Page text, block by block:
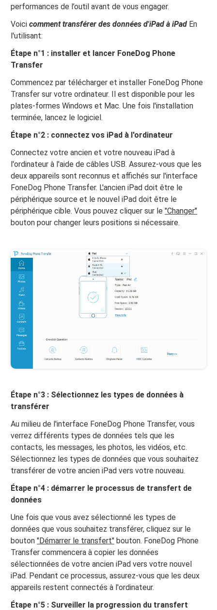
performances de l’outil avant de vous engager.
Voicicomment transférer des données d'iPad à iPad En
l'utilisant:
Étape n°1 : installer et lancer FoneDog Phone
Transfer
Commencez par télécharger et installer FoneDog Phone
Transfer sur votre ordinateur. Il est disponible pour les
plates-formes Windows et Mac. Une fois l'installation
terminée, lancez le logiciel.
Étape n°2 : connectez vos iPad à l'ordinateur
Connectez votre ancien et votre nouveau iPad à
l'ordinateur à l'aide de câbles USB. Assurez-vous que les
deux appareils sont reconnus et affichés sur l'interface
FoneDog Phone Transfer. L'ancien iPad doit être le
périphérique source et le nouvel iPad doit être le
périphérique cible. Vous pouvez cliquer sur le"Changer"
bouton pour changer leurs positions si nécessaire.
Étape n°3 : Sélectionnez les types de données à
transférer
Au milieu de l'interface FoneDog Phone Transfer, vous
verrez différents types de données tels que les
contacts, les messages, les photos, les vidéos, etc.
Sélectionnez les types de données que vous souhaitez
transférer de votre ancien iPad vers votre nouveau.
Étape n°4 : démarrer le processus de transfert de
données
Une fois que vous avez sélectionné les types de
données que vous souhaitez transférer, cliquez sur le
bouton"Démarrer le transfert" bouton. FoneDog Phone
Transfer commencera à copier les données
sélectionnées de votre ancien iPad vers votre nouvel
iPad. Pendant ce processus, assurez-vous que les deux
appareils restent connectés à l'ordinateur.
Étape n°5 : Surveiller la progression du transfert